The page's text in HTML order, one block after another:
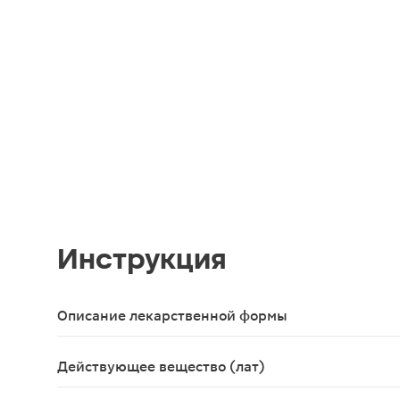
Инструкция
Описание лекарственной формы
Таблетки, покрытые пленочной оболочкой,
Действующее вещество (лат)